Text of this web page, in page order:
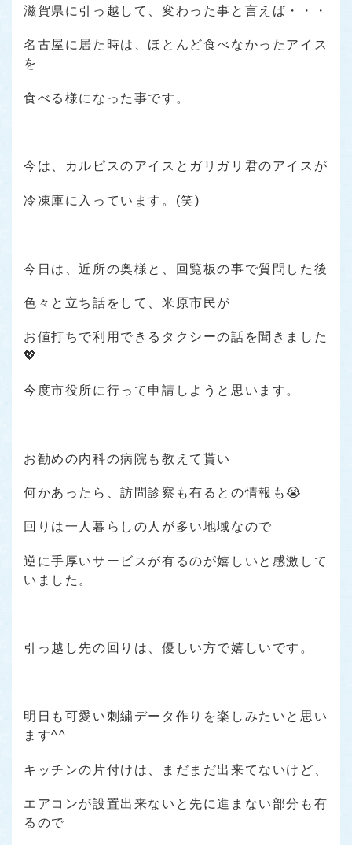
滋賀県に引っ越して、変わった事と言えば・・・
名古屋に居た時は、ほとんど食べなかったアイス
を
食べる様になった事です。
今は、カルピスのアイスとガリガリ君のアイスが
冷凍庫に入っています。(笑)
今日は、近所の奥様と、回覧板の事で質問した後
色々と立ち話をして、米原市民が
お値打ちで利用できるタクシーの話を聞きました
💖
今度市役所に行って申請しようと思います。
お勧めの内科の病院も教えて貰い
何かあったら、訪問診察も有るとの情報も😭
回りは一人暮らしの人が多い地域なので
逆に手厚いサービスが有るのが嬉しいと感激して
いました。
引っ越し先の回りは、優しい方で嬉しいです。
明日も可愛い刺繍データ作りを楽しみたいと思い
ます^^
キッチンの片付けは、まだまだ出来てないけど、
エアコンが設置出来ないと先に進まない部分も有
るので